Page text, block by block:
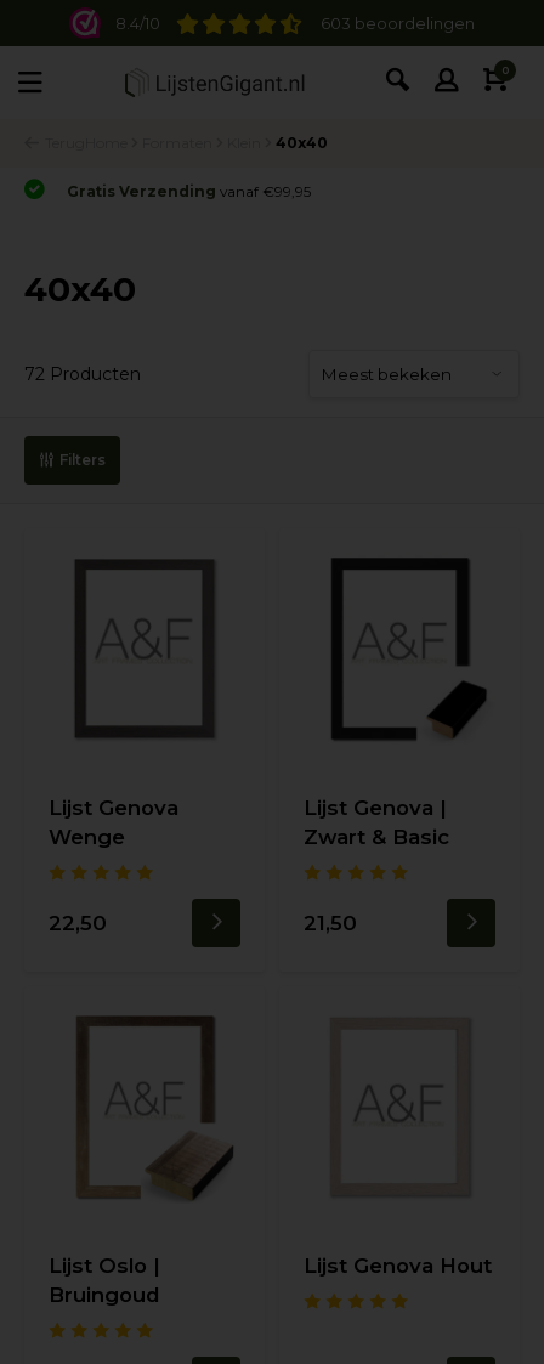
8.4/10 603 beoordelingen
0
40x40
Gratis Verzending vanaf €99,95
40x40
72 Producten
Filters
Lijst Genova
Wenge
22,50
Lijst Genova |
Zwart & Basic
21,50
Lijst Oslo |
Bruingoud
Lijst Genova Hout